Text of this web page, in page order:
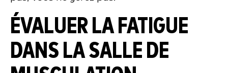
ÉVALUER LA FATIGUE
DANS LA SALLE DE